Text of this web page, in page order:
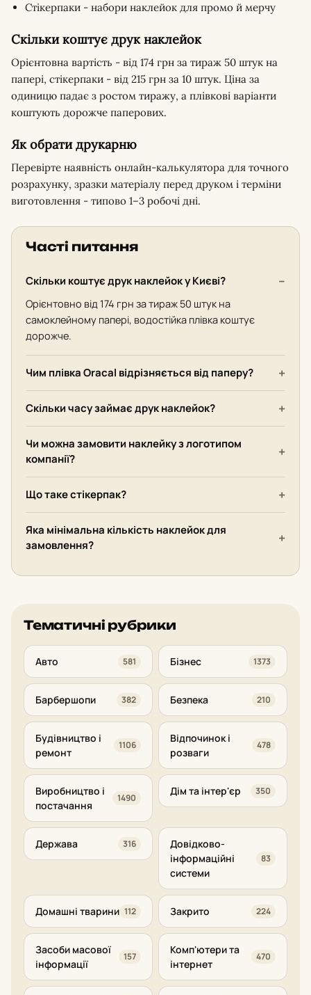
Стікерпаки - набори наклейок для промо й мерчу
Скільки коштує друк наклейок
Орієнтовна вартість - від 174 грн за тираж 50 штук на
папері, стікерпаки - від 215 грн за 10 штук. Ціна за
одиницю падає з ростом тиражу, а плівкові варіанти
коштують дорожче паперових.
Як обрати друкарню
Перевірте наявність онлайн-калькулятора для точного
розрахунку, зразки матеріалу перед друком і терміни
виготовлення - типово 1–3 робочі дні.
Часті питання
Скільки коштує друк наклейок у Києві?
Орієнтовно від 174 грн за тираж 50 штук на
самоклейному папері, водостійка плівка коштує
дорожче.
Чим плівка Oracal відрізняється від паперу?
Скільки часу займає друк наклейок?
Чи можна замовити наклейку з логотипом
компанії?
Що таке стікерпак?
Яка мінімальна кількість наклейок для
замовлення?
Тематичні рубрики
Авто 581 Бізнес 1373
Барбершопи 382 Безпека 210
Будівництво і
ремонт
1106
Відпочинок і
розваги
478
Виробництво і
постачання
1490
Дім та інтер'єр 350
Держава 316
Довідково-
інформаційні
системи
83
Домашні тварини 112 Закрито 224
Засоби масової
інформації
157
Комп'ютери та
інтернет
470